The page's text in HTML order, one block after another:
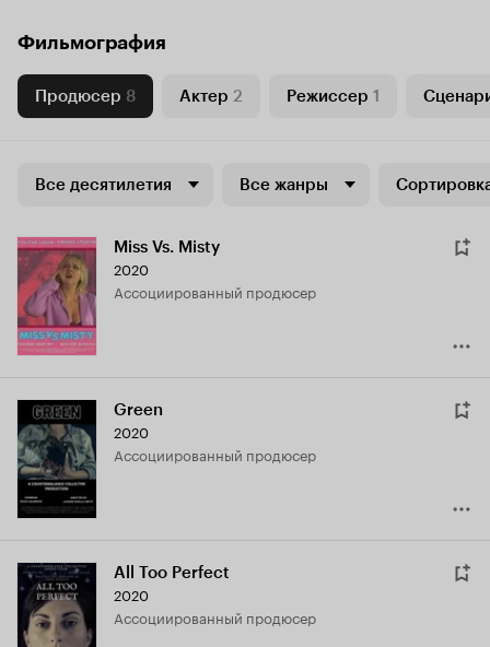
Фильмография
Продюсер 8 Актер 2 Режиссер 1
Все десятилетия Все жанры
Miss Vs. Misty
2020
ассоциированный продюсер
Green
2020
ассоциированный продюсер
All Too Perfect
2020
ассоциированный продюсер